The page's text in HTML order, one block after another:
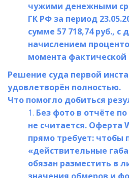
чужими денежными
ГК РФ за период
сумме 57 718,74 руб.,
начислением
момента фактической
Решение суда первой
удовлетворён полностью.
Что помогло добиться
Без фото в отчёте
не считается. Оферта
прямо требует: чтобы
«действительные
обязан разместить в